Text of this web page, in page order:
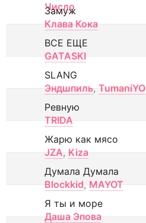
Число
Замуж
Клава Кока
ВСЕ ЕЩЕ
GATASKI
SLANG
Эндшпиль, TumaniYO
Ревную
TRIDA
Жарю как мясо
JZA, Kiza
Думала Думала
Blockkid, MAYOT
Я ты и море
Даша Эпова